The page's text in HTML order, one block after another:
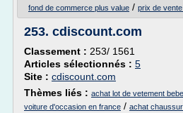
fond de commerce plus value / prix de
253. cdiscount.com
Classement : 253/ 1561
Articles sélectionnés : 5
Site : cdiscount.com
Thèmes liés : achat lot de vetement bebe
voiture d'occasion en france / achat